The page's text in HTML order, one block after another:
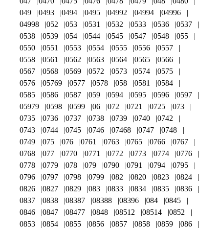
049
0493 0494 0495 04992 04994
04996
04998
052 053 0531 0532 0533 0536
0537
0538
0539 054 0544 0545 0547 0548
055
0550
0551 0553 0554 0555 0556
0557
0558
0561 0562 0563 0564 0565
0566
0567
0568 0569 0572 0573 0574
0575
0576
05769 0577 0578 058 0581
0584
0585
0586 0587 059 0594 0595 0596
0597
05979
0598 0599 06 072 0721 0725
073
0735
0736 0737 0738 0739 0740
0742
0743
0744 0745 0746 07468 0747
0748
0749
075 076 0761 0763 0765 0766
0767
0768
077 0770 0771 0772 0773 0774
0776
0778
0779 078 079 0790 0791 0794
0795
0796
0797 0798 0799 082 0820 0823
0824
0826
0827 0829 083 0833 0834 0835
0836
0837
0838 08387 08388 08396 084
0845
0846
0847 08477 0848 08512 08514
0852
0853
0854 0855 0856 0857 0858 0859
086